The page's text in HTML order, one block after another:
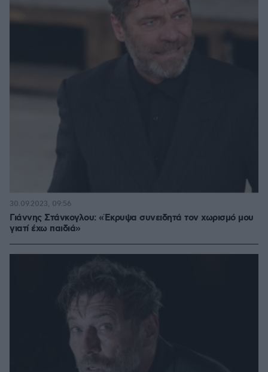
Γιάννης Στάνκογλου: «Έκρυψα συνειδητά τον χωρισμό μου
γιατί έχω παιδιά»
30.09.2023, 09:56